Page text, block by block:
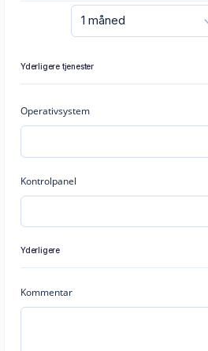
Yderligere tjenester
Operativsystem
Kontrolpanel
Yderligere
Kommentar